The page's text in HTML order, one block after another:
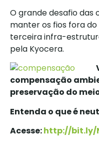
O grande desafio das
manter os fios fora
terceira infra-
pela Kyocera.
compensação
preservação do
Entenda o que é
Acesse:http://bit.ly/